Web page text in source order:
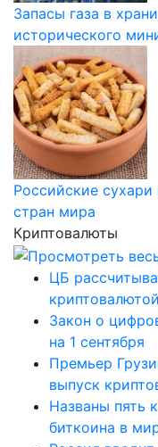
Запасы газа в
исторического
Российские
стран мира
Криптовалюты
ЦБ
Закон о
на 1 сентября
Премьер
выпуск
Названы пять
биткоина в